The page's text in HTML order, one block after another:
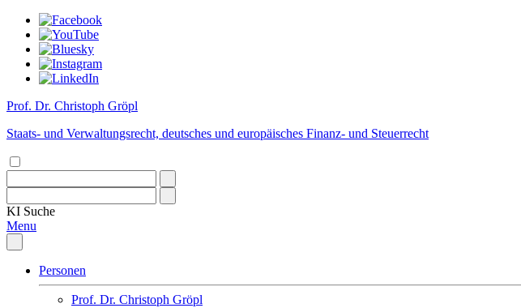
Prof. Dr. Christoph Gröpl
Staats- und Verwaltungsrecht, deutsches und europäisches Finanz- und Steuerrecht
KI Suche
Menu
Personen
Prof. Dr. Christoph Gröpl